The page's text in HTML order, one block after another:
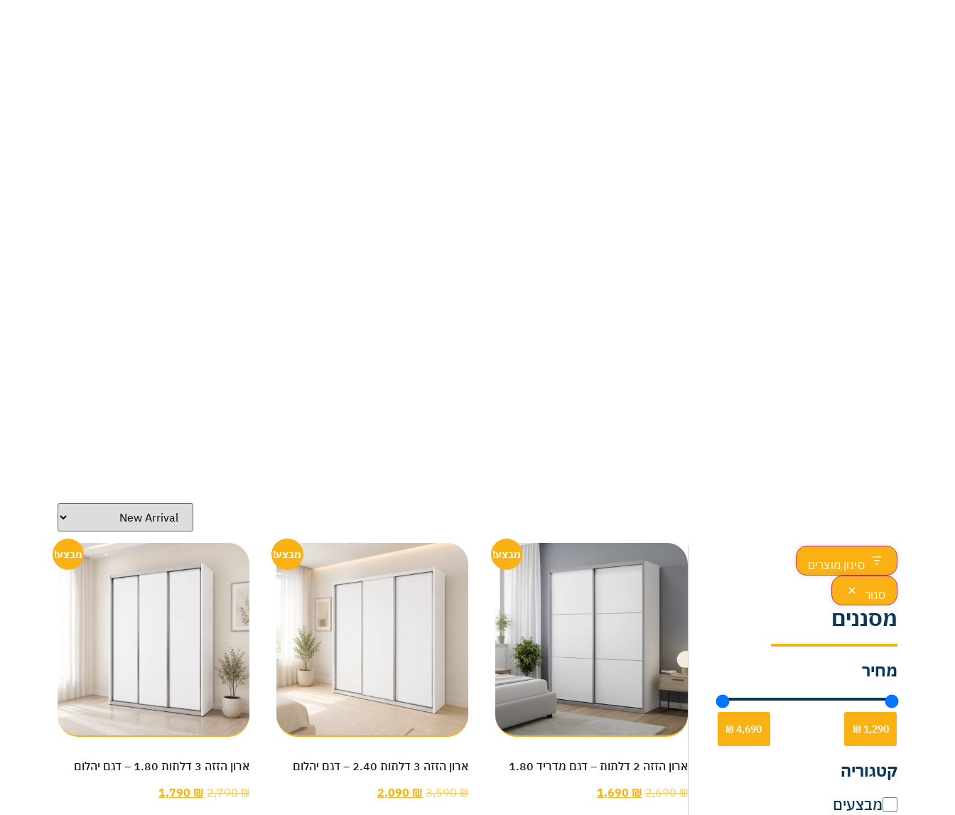
סינון מוצרים
סגור
מסננים
מחיר
קטגוריה
מבצעים
מבצע!
ארון הזזה 2 דלתות – דגם מדריד 1.80
2,690₪
1,690 ₪
מבצע!
ארון הזזה 3 דלתות 2.40 – דגם יהלום
3,590₪
2,090 ₪
מבצע!
ארון הזזה 3 דלתות 1.80 – דגם יהלום
2,790₪
1,790 ₪